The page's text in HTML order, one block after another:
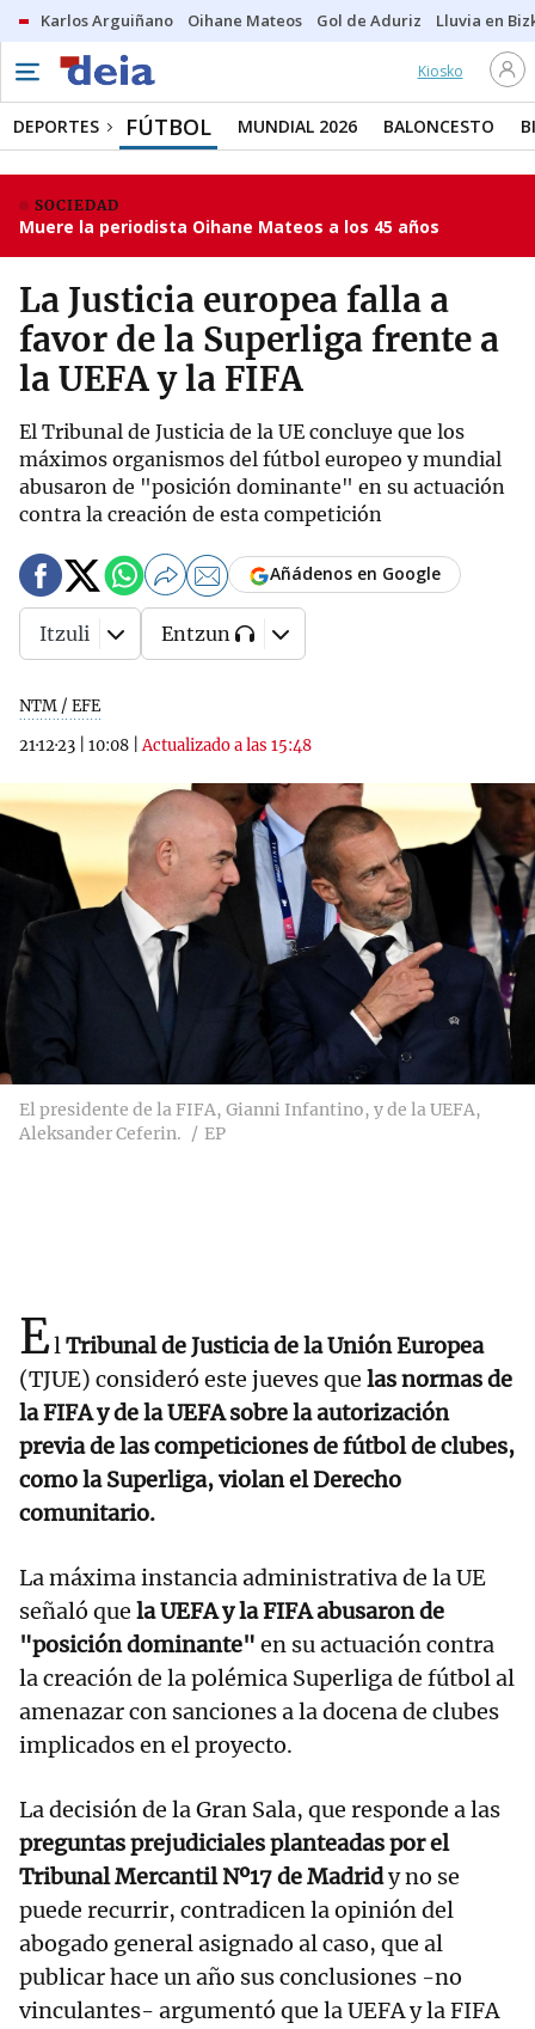
Karlos Arguiñano Oihane Mateos Gol de Aduriz Lluvia en
Kiosko
DEPORTES FÚTBOL MUNDIAL 2026 BALONCESTO
SOCIEDAD
Muere la periodista Oihane Mateos a los 45 años
La Justicia europea falla a
favor de la Superliga frente a
la UEFA y la FIFA
El Tribunal de Justicia de la UE concluye que los
máximos organismos del fútbol europeo y mundial
abusaron de "posición dominante" en su actuación
contra la creación de esta competición
NTM / EFE
21·12·23
10:08 |Actualizado a las 15:48
Añádenos en Google
Itzuli Entzun
El presidente de la FIFA, Gianni Infantino, y de la UEFA,
Aleksander Ceferin.
EP
ElTribunal de Justicia de la Unión Europea
(TJUE) consideró este jueves que las normas de
la FIFA y de la UEFA sobre la autorización
previa de las competiciones de fútbol de clubes,
como la Superliga, violan el Derecho
comunitario.
La máxima instancia administrativa de la UE
señaló que la UEFA y la FIFA abusaron de
"posición dominante" en su actuación contra
la creación de la polémica Superliga de fútbol al
amenazar con sanciones a la docena de clubes
implicados en el proyecto.
La decisión de la Gran Sala, que responde a las
preguntas prejudiciales planteadas por el
Tribunal Mercantil Nº17 de Madridy no se
puede recurrir, contradicen la opinión del
abogado general asignado al caso, que al
publicar hace un año sus conclusiones -no
vinculantes- argumentó que la UEFA y la FIFA